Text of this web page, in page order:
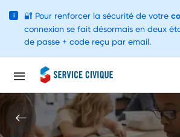
i 🔐 Pour renforcer la sécurité de votre
connexion se fait désormais en deux
de passe + code reçu par email.